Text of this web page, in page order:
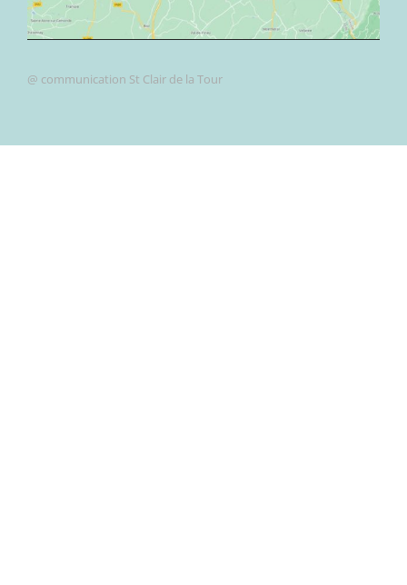
@ communication St Clair de la Tour